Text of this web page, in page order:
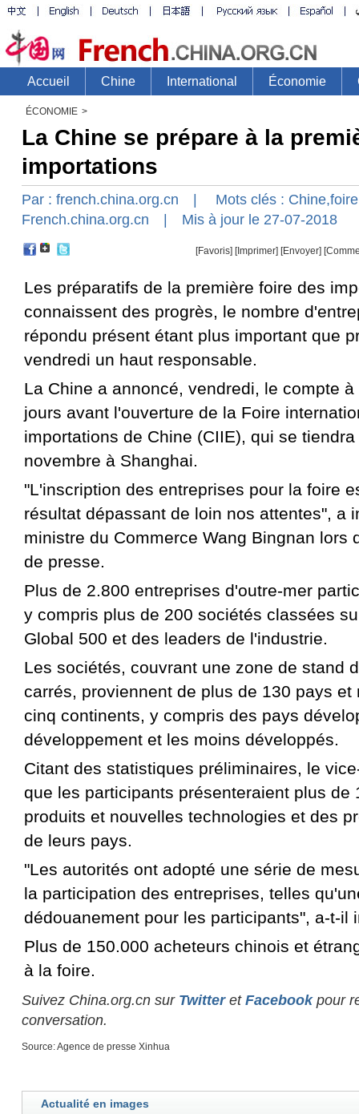
ÉCONOMIE >
La Chine se prépare à la
importations
Par : french.china.org.cn | Mots clés : Chine,foire
French.china.org.cn | Mis à jour le 27-07-2018
[Favoris] [Imprimer] [Envoyer]
Les préparatifs de la première foire des
connaissent des progrès, le nombre
répondu présent étant plus important que
vendredi un haut responsable.
La Chine a annoncé, vendredi, le compte
jours avant l'ouverture de la Foire
importations de Chine (CIIE), qui se
novembre à Shanghai.
"L'inscription des entreprises pour la foire
résultat dépassant de loin nos attentes", a
ministre du Commerce Wang Bingnan lors
de presse.
Plus de 2.800 entreprises d'outre-mer
y compris plus de 200 sociétés classées
Global 500 et des leaders de l'industrie.
Les sociétés, couvrant une zone de stand
carrés, proviennent de plus de 130 pays et
cinq continents, y compris des pays
développement et les moins développés.
Citant des statistiques préliminaires, le
que les participants présenteraient plus de
produits et nouvelles technologies et des
de leurs pays.
"Les autorités ont adopté une série de
la participation des entreprises, telles
dédouanement pour les participants", a-t-il
Plus de 150.000 acheteurs chinois et
à la foire.
Suivez China.org.cn sur Twitteret Facebookpour
conversation.
Source: Agence de presse Xinhua